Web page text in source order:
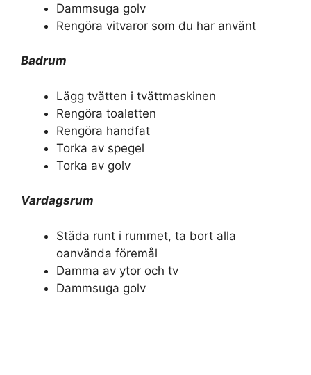
Dammsuga golv
Rengöra vitvaror som du har använt
Badrum
Lägg tvätten i tvättmaskinen
Rengöra toaletten
Rengöra handfat
Torka av spegel
Torka av golv
Vardagsrum
Städa runt i rummet, ta bort alla
oanvända föremål
Damma av ytor och tv
Dammsuga golv